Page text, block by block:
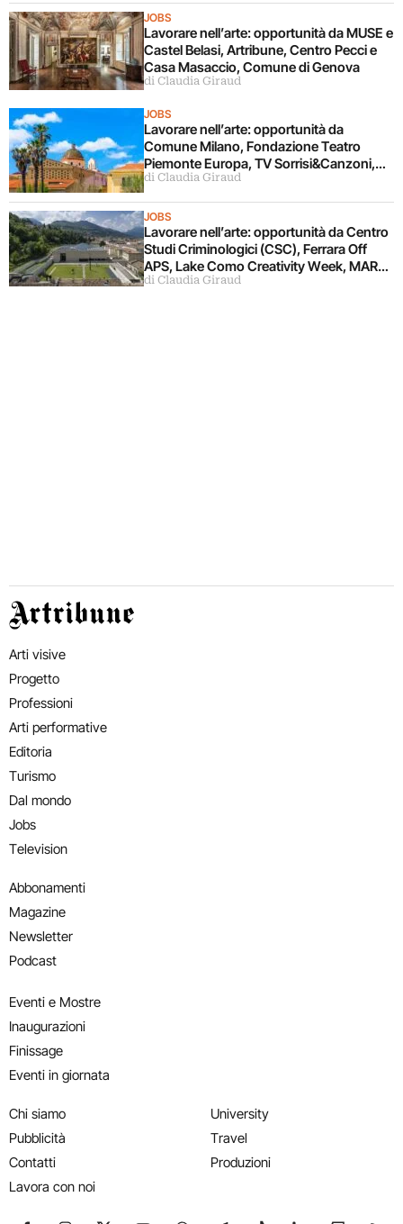
JOBS
Lavorare nell’arte: opportunità da MUSE e
Castel Belasi, Artribune, Centro Pecci e
Casa Masaccio, Comune di Genova
di Claudia Giraud
JOBS
Lavorare nell’arte: opportunità da
Comune Milano, Fondazione Teatro
Piemonte Europa, TV Sorrisi&Canzoni,
Fondazione Alghero
di Claudia Giraud
JOBS
Lavorare nell’arte: opportunità da Centro
Studi Criminologici (CSC), Ferrara Off
APS, Lake Como Creativity Week, MART,
Viscontea Casa d’Aste
di Claudia Giraud
Artribune
Arti visive
Progetto
Professioni
Arti performative
Editoria
Turismo
Dal mondo
Jobs
Television
Abbonamenti
Magazine
Newsletter
Podcast
Eventi e Mostre
Inaugurazioni
Finissage
Eventi in giornata
Chi siamo
Pubblicità
Contatti
Lavora con noi
University
Travel
Produzioni